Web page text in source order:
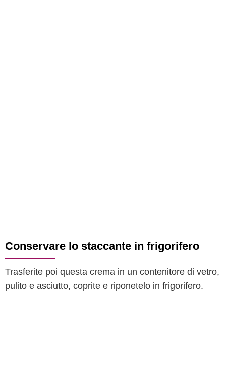
Conservare lo staccante in frigorifero
Trasferite poi questa crema in un contenitore di vetro,
pulito e asciutto, coprite e riponetelo in frigorifero.